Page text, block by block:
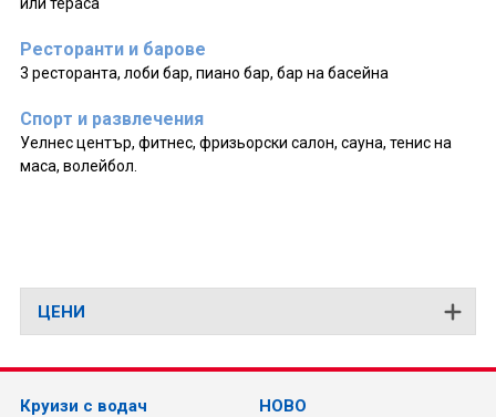
Ресторанти и барове
3 ресторанта, лоби бар, пиано бар, бар на басейна
Спорт и развлечения
Уелнес център, фитнес, фризьорски салон, сауна, тенис на
маса, волейбол.
ЦЕНИ
Круизи с водач НОВО